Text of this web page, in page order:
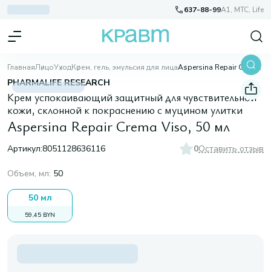
637-88-99A1, МТС, Life
ГлавнаяЛицоУходКрем, гель, эмульсия для лица Aspersina Repair Crema Viso, 50 мл
PHARMALIFE RESEARCH
Крем успокаивающий защитный для чувствительной
кожи, склонной к покраснению с муцином улитки
Aspersina Repair Crema Viso, 50 мл
Артикул:8051128636116 0Оставить отзыв
Объем, мл: 50
50 мл
59,45 BYN